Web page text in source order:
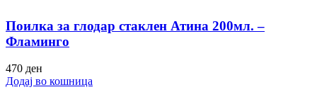
Поилка за глодар стаклен Атина 200мл. –
Фламинго
470 ден
Додај во кошница